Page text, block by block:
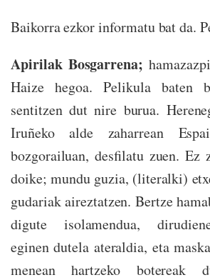
Baikorra ezkor informatu bat da.
Apirilak Bosgarrena;
Haize hegoa. Pelikula baten
sentitzen dut nire burua.
Iruñeko alde zaharrean
bozgorailuan, desfilatu zuen. Ez
doike; mundu guzia, (literalki)
gudariak aireztatzen. Bertze
digute isolamendua,
eginen dutela ateraldia, eta
menean hartzeko botereak